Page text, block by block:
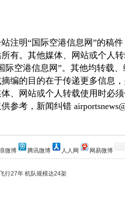
明“国际空港信息网”的稿件
有。其他媒体、网站或个人
际空港信息网”。其他均转载
编的目的在于传递更多信息
、网站或个人转载使用时必
参考，新闻纠错
微博 腾讯微博 人人网 网易微博
行27年 机队规模达24架